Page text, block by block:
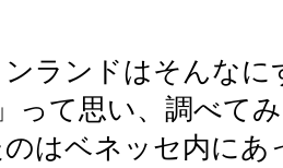
ランドはそんなに
って思い、調べて
のはベネッセ内に